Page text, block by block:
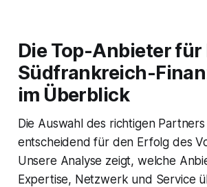
Die Top-Anbieter für
Südfrankreich-
im Überblick
Die Auswahl des richtigen Partners
entscheidend für den Erfolg des
Unsere Analyse zeigt, welche
Expertise, Netzwerk und Service